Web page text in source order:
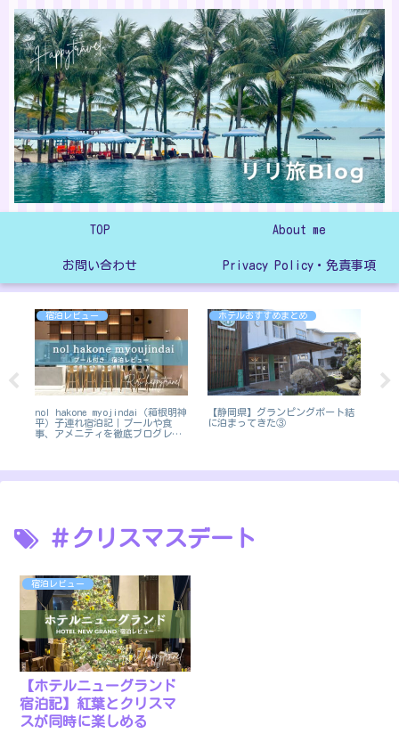
TOP About me
お問い合わせ Privacy Policy・免責事項
宿泊レビュー
nol hakone myojindai（箱根明神
平）子連れ宿泊記｜プールや食
事、アメニティを徹底ブログレ
ホテルおすすめまとめ
【静岡県】グランピングポート結
に泊まってきた③
＃クリスマスデート
宿泊レビュー
【ホテルニューグランド
宿泊記】紅葉とクリスマ
スが同時に楽しめる